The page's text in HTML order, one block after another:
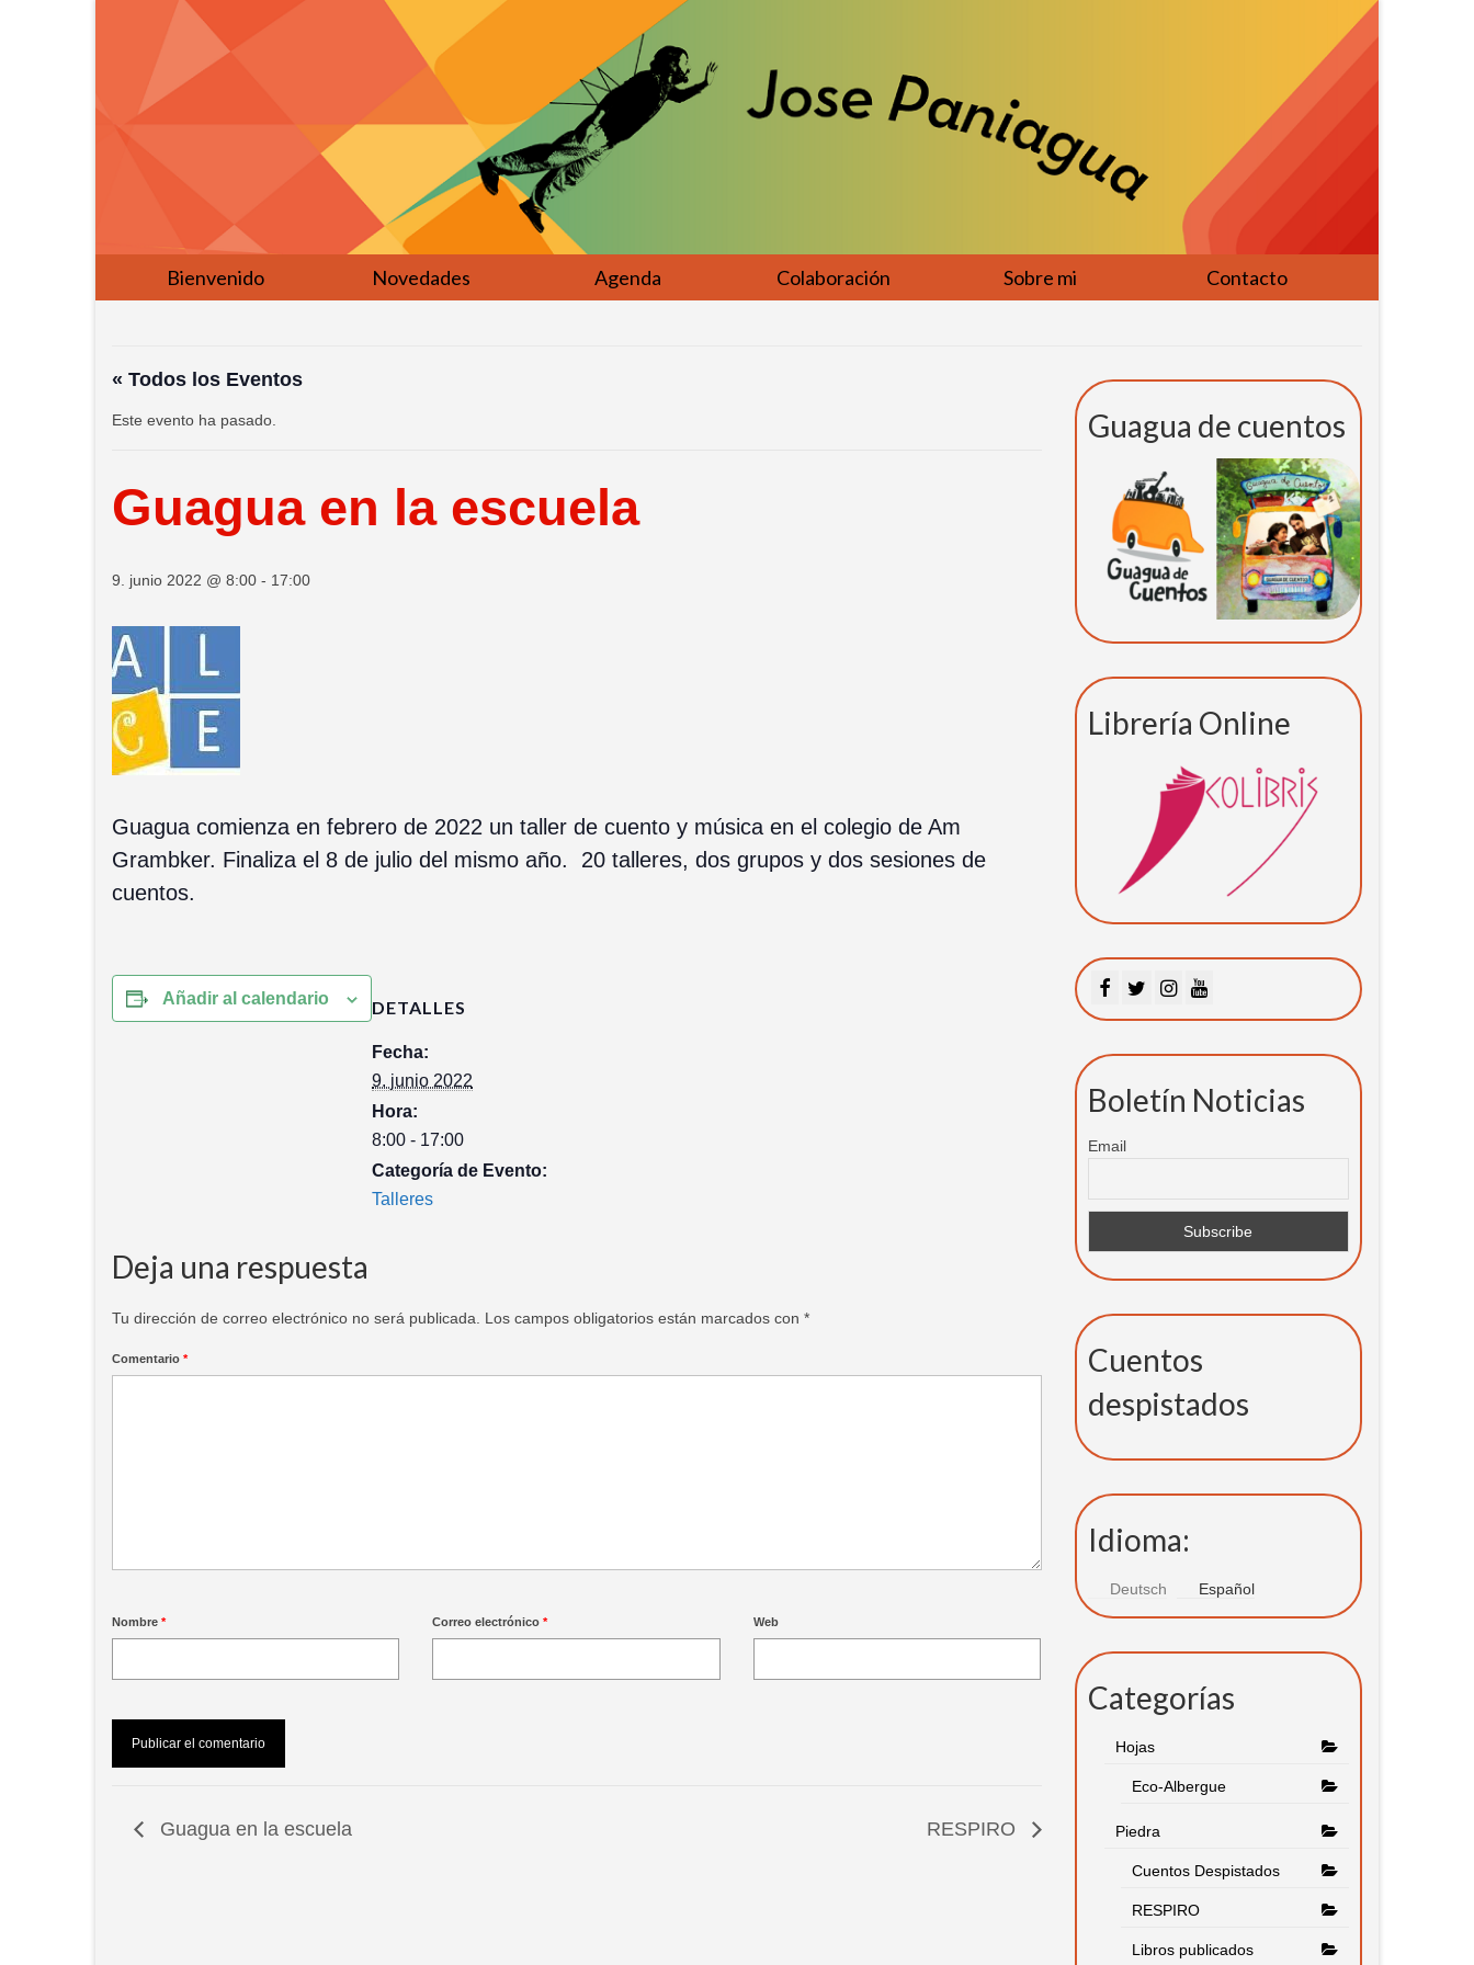
Bienvenido Novedades Agenda Colaboración Sobre mi Contacto
« Todos los Eventos
Este evento ha pasado.
Guagua en la escuela
9. junio 2022 @ 8:00 - 17:00
Guagua comienza en febrero de 2022 un taller de cuento y música en el colegio de Am
Grambker. Finaliza el 8 de julio del mismo año. 20 talleres, dos grupos y dos sesiones de
cuentos.
Añadir al calendario DETALLES
Fecha:
9. junio 2022
Hora:
8:00 - 17:00
Categoría de Evento:
Talleres
Deja una respuesta
Tu dirección de correo electrónico no será publicada. Los campos obligatorios están marcados con *
Comentario *
Nombre * Correo electrónico* Web
Guagua en la escuela RESPIRO
Guagua de cuentos
Librería Online
Boletín Noticias
Email
Cuentos
despistados
Idioma:
Deutsch Español
Categorías
Hojas
Eco-Albergue
Piedra
Cuentos Despistados
RESPIRO
Libros publicados